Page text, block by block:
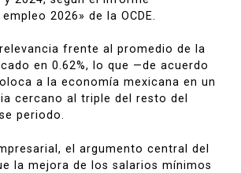
2026» de la OCDE.
frente al promedio de la
en 0.62%, lo que —de acuerdo
a la economía mexicana en un
cercano al triple del resto del
periodo.
el argumento central del
la mejora de los salarios mínimos